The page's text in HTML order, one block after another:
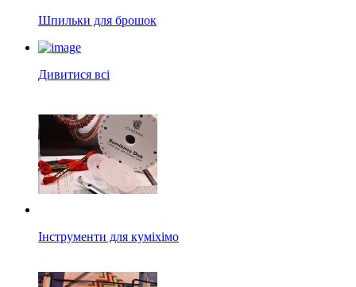
Шпильки для брошок
Дивитися всі
Інструменти для куміхімо